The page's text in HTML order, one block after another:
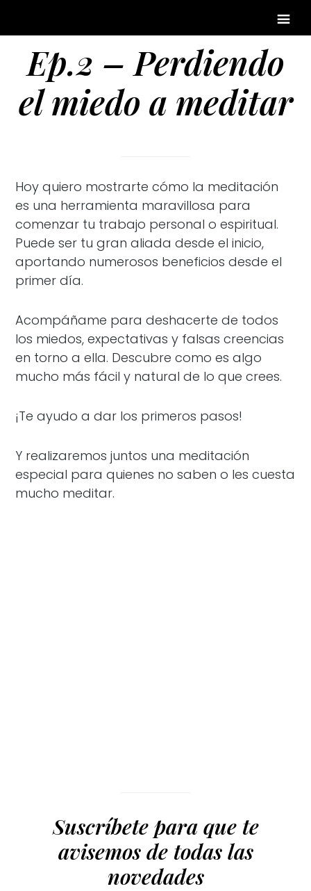
Ep.2 – Perdiendo
el miedo a meditar
Hoy quiero mostrarte cómo la meditación
es una herramienta maravillosa para
comenzar tu trabajo personal o espiritual.
Puede ser tu gran aliada desde el inicio,
aportando numerosos beneficios desde el
primer día.
Acompáñame para deshacerte de todos
los miedos, expectativas y falsas creencias
en torno a ella. Descubre como es algo
mucho más fácil y natural de lo que crees.
¡Te ayudo a dar los primeros pasos!
Y realizaremos juntos una meditación
especial para quienes no saben o les cuesta
mucho meditar.
Suscríbete para que te
avisemos de todas las
novedades